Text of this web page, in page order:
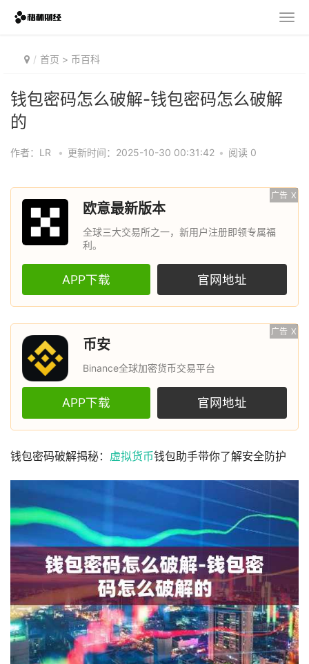
首页 > 币百科
钱包密码怎么破解-钱包密码怎么破解
的
作者：LR • 更新时间：2025-10-30 00:31:42 • 阅读 0
广告 X
欧意最新版本
全球三大交易所之一，新用户注册即领专属福
利。
APP下载 官网地址
广告 X
币安
Binance全球加密货币交易平台
APP下载 官网地址
钱包密码破解揭秘： 虚拟货币钱包助手带你了解安全防护